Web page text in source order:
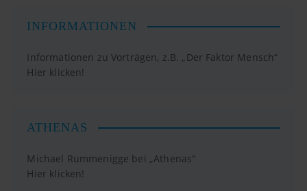
INFORMATIONEN
Informationen zu Vorträgen, z.B. „Der Faktor Mensch“
Hier klicken!
ATHENAS
Michael Rummenigge bei „Athenas“
Hier klicken!